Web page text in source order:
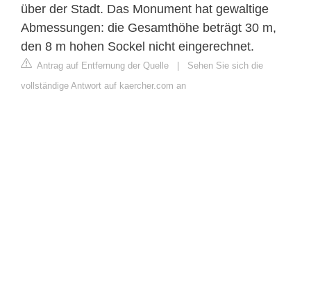
über der Stadt. Das Monument hat gewaltige
Abmessungen: die Gesamthöhe beträgt 30 m,
den 8 m hohen Sockel nicht eingerechnet.
Antrag auf Entfernung der Quelle | Sehen Sie sich die
vollständige Antwort auf kaercher.com an